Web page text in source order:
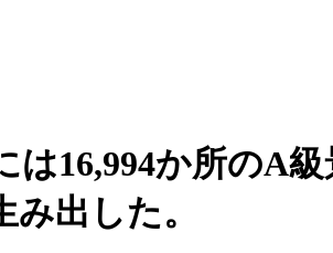
16,994か所のA
出した。